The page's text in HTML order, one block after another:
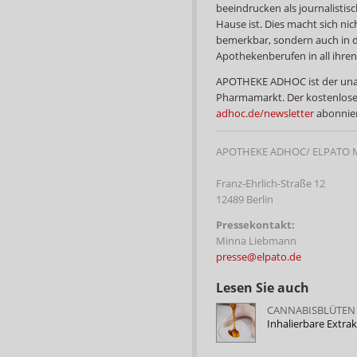
beeindrucken als
Hause ist. Dies macht sich
bemerkbar, sondern auch in
Apothekenberufen in all
APOTHEKE ADHOC ist der
Pharmamarkt. Der
adhoc.de/newsletter
APOTHEKE ADHOC/
Franz-Ehrlich-Straße 12
12489 Berlin
Pressekontakt:
Minna Liebmann
presse@elpato.de
Lesen Sie auch
CANNABISBLÜTEN
Inhalierbare